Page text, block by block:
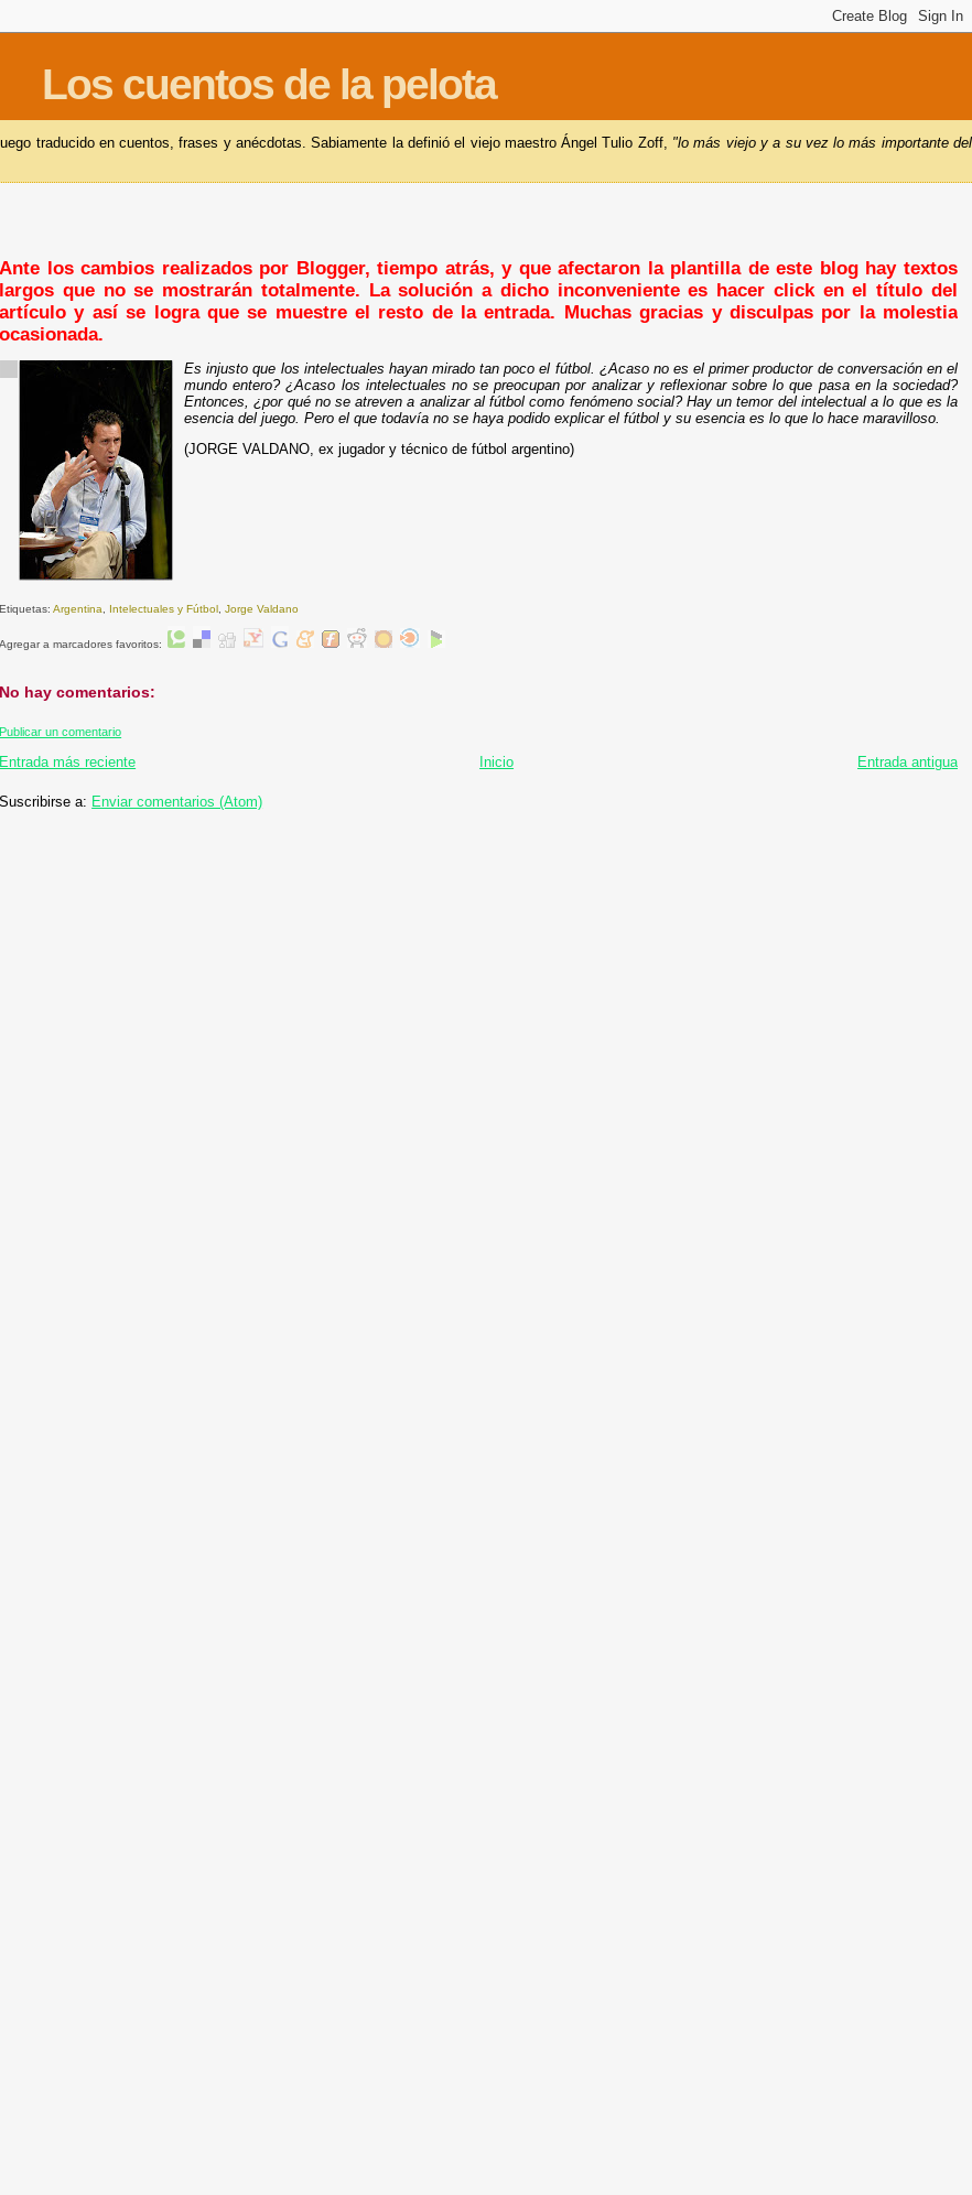
Los cuentos de la pelota
traducido en cuentos, frases y anécdotas. Sabiamente la definió el viejo maestro Ángel Tulio Zoff, "lo más viejo y a su vez lo más importante del
Ante los cambios realizados por Blogger, tiempo atrás, y que afectaron la plantilla de este blog hay textos
largos que no se mostrarán totalmente. La solución a dicho inconveniente es hacer click en el título del
artículo y así se logra que se muestre el resto de la entrada. Muchas gracias y disculpas por la molestia
ocasionada.
Es injusto que los intelectuales hayan mirado tan poco el fútbol. ¿Acaso no es el primer productor de conversación en el
mundo entero? ¿Acaso los intelectuales no se preocupan por analizar y reflexionar sobre lo que pasa en la sociedad?
Entonces, ¿por qué no se atreven a analizar al fútbol como fenómeno social? Hay un temor del intelectual a lo que es la
esencia del juego. Pero el que todavía no se haya podido explicar el fútbol y su esencia es lo que lo hace maravilloso.
(JORGE VALDANO, ex jugador y técnico de fútbol argentino)
Etiquetas:Argentina Intelectuales y Fútbol ,Jorge Valdano
Agregar a marcadores favoritos:
No hay comentarios:
Publicar un comentario
Entrada más reciente Entrada antigua
Inicio
Suscribirse a: Enviar comentarios (Atom)